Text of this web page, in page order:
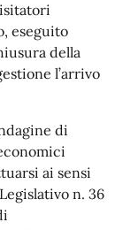
eseguito
della
l’arrivo
di
ai sensi
n. 36